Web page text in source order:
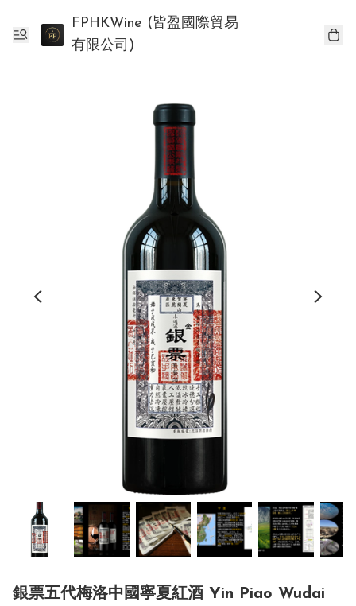
FPHKWine (皆盈國際貿易
有限公司)
銀票五代梅洛中國寧夏紅酒 Yin Piao Wudai